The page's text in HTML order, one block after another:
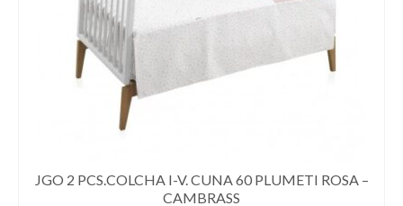
JGO 2 PCS.COLCHA I-V. CUNA 60 PLUMETI ROSA –
CAMBRASS